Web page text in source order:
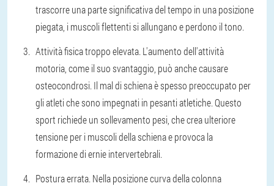
trascorre una parte significativa del tempo in una posizione
piegata, i muscoli flettenti si allungano e perdono il tono.
Attività fisica troppo elevata. L'aumento dell'attività
motoria, come il suo svantaggio, può anche causare
osteocondrosi. Il mal di schiena è spesso preoccupato per
gli atleti che sono impegnati in pesanti atletiche. Questo
sport richiede un sollevamento pesi, che crea ulteriore
tensione per i muscoli della schiena e provoca la
formazione di ernie intervertebrali.
Postura errata. Nella posizione curva della colonna